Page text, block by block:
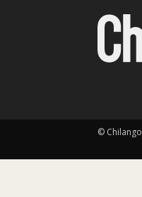
© Chilango